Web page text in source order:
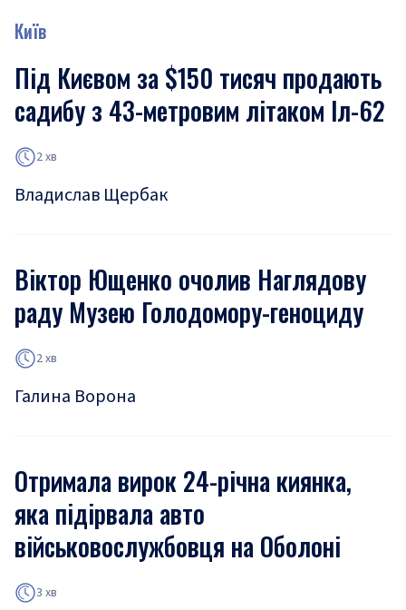
Київ
Під Києвом за $150 тисяч продають
садибу з 43-метровим літаком Іл-62
2 хв
Владислав Щербак
Віктор Ющенко очолив Наглядову
раду Музею Голодомору-геноциду
2 хв
Галина Ворона
Отримала вирок 24-річна киянка,
яка підірвала авто
військовослужбовця на Оболоні
3 хв